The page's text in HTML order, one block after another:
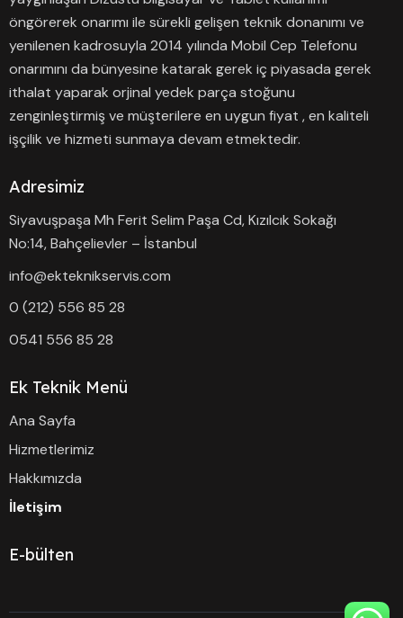
öngörerek onarımı ile sürekli gelişen teknik donanımı ve
yenilenen kadrosuyla 2014 yılında Mobil Cep Telefonu
onarımını da bünyesine katarak gerek iç piyasada gerek
ithalat yaparak orjinal yedek parça stoğunu
zenginleştirmiş ve müşterilere en uygun fiyat , en kaliteli
işçilik ve hizmeti sunmaya devam etmektedir.
Adresimiz
Siyavuşpaşa Mh Ferit Selim Paşa Cd, Kızılcık Sokağı
No:14, Bahçelievler – İstanbul
info@ekteknikservis.com
0 (212) 556 85 28
0541 556 85 28
Ek Teknik Menü
Ana Sayfa
Hizmetlerimiz
Hakkımızda
İletişim
E-bülten